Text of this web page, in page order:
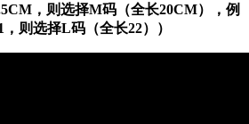
，则选择M码（全长20CM），例
则选择L码（全长22））